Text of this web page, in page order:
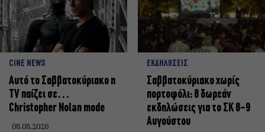
CINE NEWS
Αυτό το Σαββατοκύριακο η
TV παίζει σε…
Christopher Nolan mode
08.08.2026
ΕΚΔΗΛΩΣΕΙΣ
Σαββατοκύριακο χωρίς
πορτοφόλι: 8 δωρεάν
εκδηλώσεις για το ΣΚ 8-9
Αυγούστου